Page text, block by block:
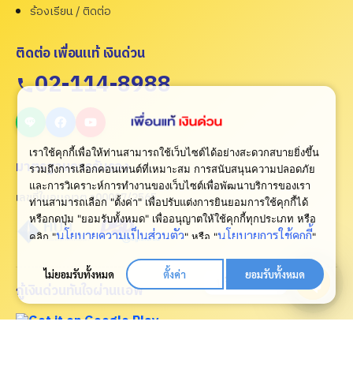
ร้องเรียน / ติดต่อ
ติดต่อ เพื่อนแท้ เงินด่วน
02-114-8988
มาตรฐานการรับรอง
เลขที่ใบอนุญาต ว00007/2565
กู้เงินด่วนทันใจผ่านแอพ
เราใช้คุกกี้เพื่อให้ท่านสามารถใช้เว็บไซต์ได้อย่างสะดวกสบายยิ่งขึ้น
รวมถึงการเลือกคอนเทนต์ที่เหมาะสม การสนับสนุนความปลอดภัย
และการวิเคราะห์การทำงานของเว็บไซต์เพื่อพัฒนาบริการของเรา
ท่านสามารถเลือก "ตั้งค่า" เพื่อปรับแต่งการยินยอมการใช้คุกกี้ได้
หรือกดปุ่ม "ยอมรับทั้งหมด" เพื่ออนุญาตให้ใช้คุกกี้ทุกประเภท หรือ
คลิก "นโยบายความเป็นส่วนตัว" หรือ "นโยบายการใช้คุกกี้"
ไม่ยอมรับทั้งหมด ตั้งค่า ยอมรับทั้งหมด
ปรึกษาเรา
Open